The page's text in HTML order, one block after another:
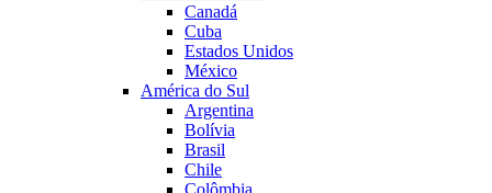
Canadá
Cuba
Estados Unidos
México
América do Sul
Argentina
Bolívia
Brasil
Chile
Colômbia